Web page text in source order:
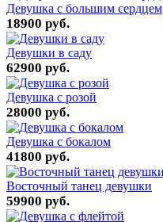
Девушка с большим сердцем
18900 руб.
Девушки в саду
62900 руб.
Девушка с розой
28000 руб.
Девушка с бокалом
41800 руб.
Восточный танец девушки
59900 руб.